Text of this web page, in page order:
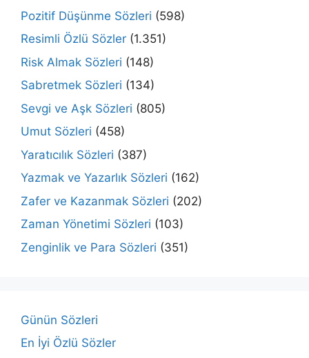
Pozitif Düşünme Sözleri (598)
Resimli Özlü Sözler (1.351)
Risk Almak Sözleri (148)
Sabretmek Sözleri (134)
Sevgi ve Aşk Sözleri (805)
Umut Sözleri (458)
Yaratıcılık Sözleri (387)
Yazmak ve Yazarlık Sözleri (162)
Zafer ve Kazanmak Sözleri (202)
Zaman Yönetimi Sözleri (103)
Zenginlik ve Para Sözleri (351)
Günün Sözleri
En İyi Özlü Sözler